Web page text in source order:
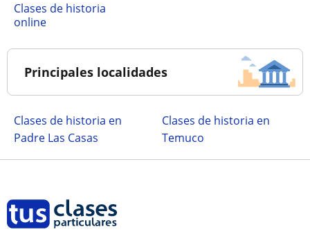
Clases de historia
online
Principales localidades
Clases de historia en
Padre Las Casas
Clases de historia en
Temuco